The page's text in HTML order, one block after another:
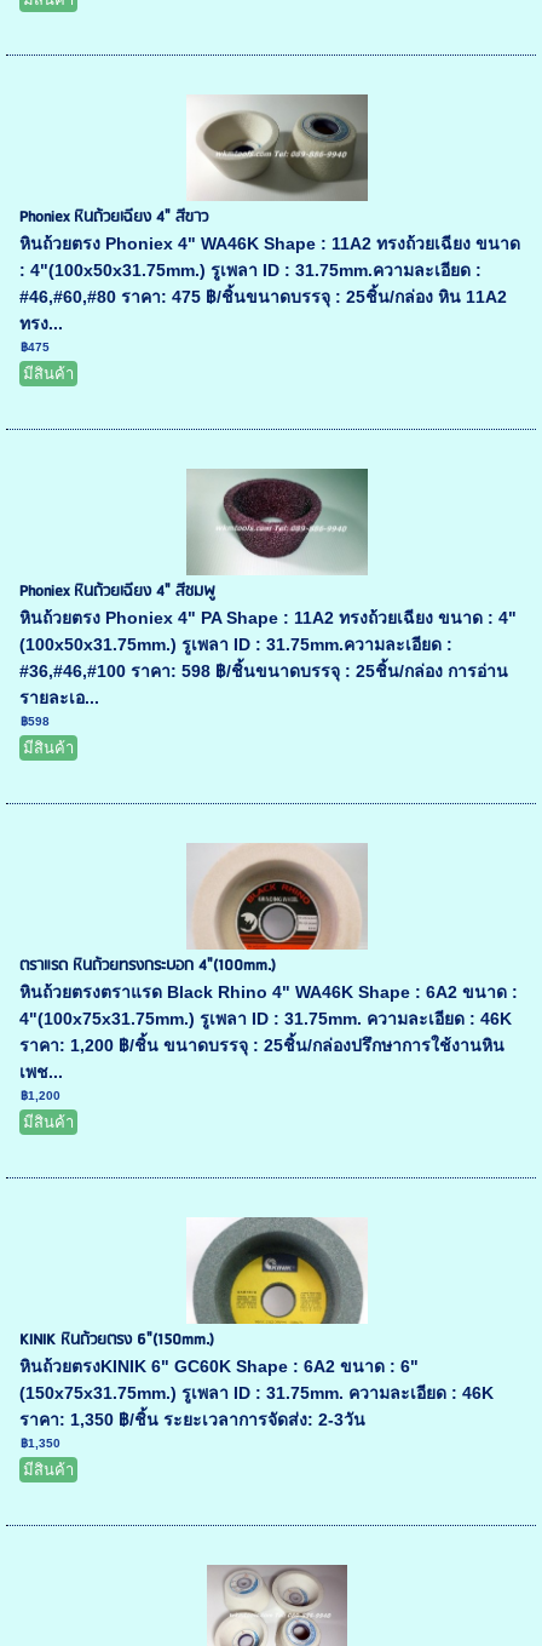
Phoniex หินถ้วยเฉียง 4" สีขาว
หินถ้วยตรง Phoniex 4" WA46K Shape : 11A2 ทรงถ้วยเฉียง ขนาด
: 4"(100x50x31.75mm.) รูเพลา ID : 31.75mm.ความละเอียด :
#46,#60,#80 ราคา: 475 ฿/ชิ้นขนาดบรรจุ : 25ชิ้น/กล่อง หิน 11A2
ทรง...
฿475
มีสินค้า
Phoniex หินถ้วยเฉียง 4" สีชมพู
หินถ้วยตรง Phoniex 4" PA Shape : 11A2 ทรงถ้วยเฉียง ขนาด : 4"
(100x50x31.75mm.) รูเพลา ID : 31.75mm.ความละเอียด :
#36,#46,#100 ราคา: 598 ฿/ชิ้นขนาดบรรจุ : 25ชิ้น/กล่อง การอ่าน
รายละเอ...
฿598
มีสินค้า
ตราแรด หินถ้วยทรงกระบอก 4"(100mm.)
หินถ้วยตรงตราแรด Black Rhino 4" WA46K Shape : 6A2 ขนาด :
4"(100x75x31.75mm.) รูเพลา ID : 31.75mm. ความละเอียด : 46K
ราคา: 1,200 ฿/ชิ้น ขนาดบรรจุ : 25ชิ้น/กล่องปรึกษาการใช้งานหิน
เพช...
฿1,200
มีสินค้า
KINIK หินถ้วยตรง 6"(150mm.)
หินถ้วยตรงKINIK 6" GC60K Shape : 6A2 ขนาด : 6"
(150x75x31.75mm.) รูเพลา ID : 31.75mm. ความละเอียด : 46K
ราคา: 1,350 ฿/ชิ้น ระยะเวลาการจัดส่ง: 2-3วัน
฿1,350
มีสินค้า